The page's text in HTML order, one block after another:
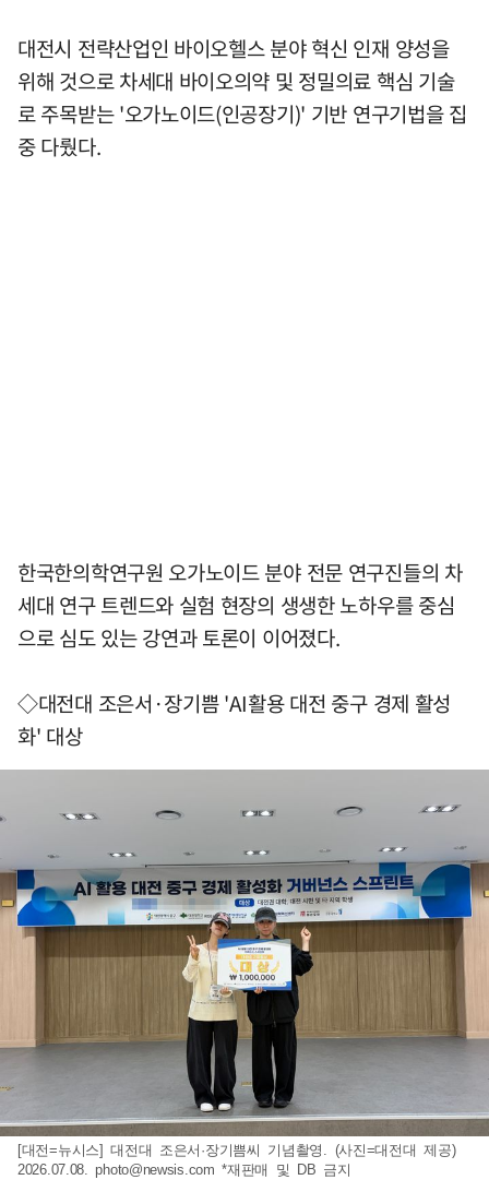
대전시 전략산업인 바이오헬스 분야 혁신 인재 양성을
위해 것으로 차세대 바이오의약 및 정밀의료 핵심 기술
로 주목받는 '오가노이드(인공장기)' 기반 연구기법을 집
중 다뤘다.
한국한의학연구원 오가노이드 분야 전문 연구진들의 차
세대 연구 트렌드와 실험 현장의 생생한 노하우를 중심
으로 심도 있는 강연과 토론이 이어졌다.
◇대전대 조은서·장기쁨 'AI활용 대전 중구 경제 활성
화' 대상
[대전=뉴시스] 대전대 조은서·장기쁨씨 기념촬영. (사진=대전대 제공)
2026.07.08.photo@newsis.com *재판매 및 DB 금지